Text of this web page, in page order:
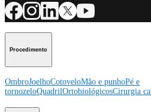
Procedimento
OmbroJoelhoCotoveloMão e punhoPé e
tornozeloQuadrilOrtobiológicosCirurgia